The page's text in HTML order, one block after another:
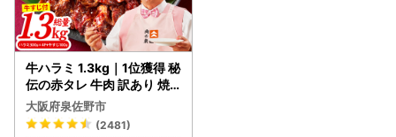
牛ハラミ 1.3kg｜1位獲得 秘
伝の赤タレ 牛肉 訳あり 焼
肉 BBQ
大阪府泉佐野市
(2481)